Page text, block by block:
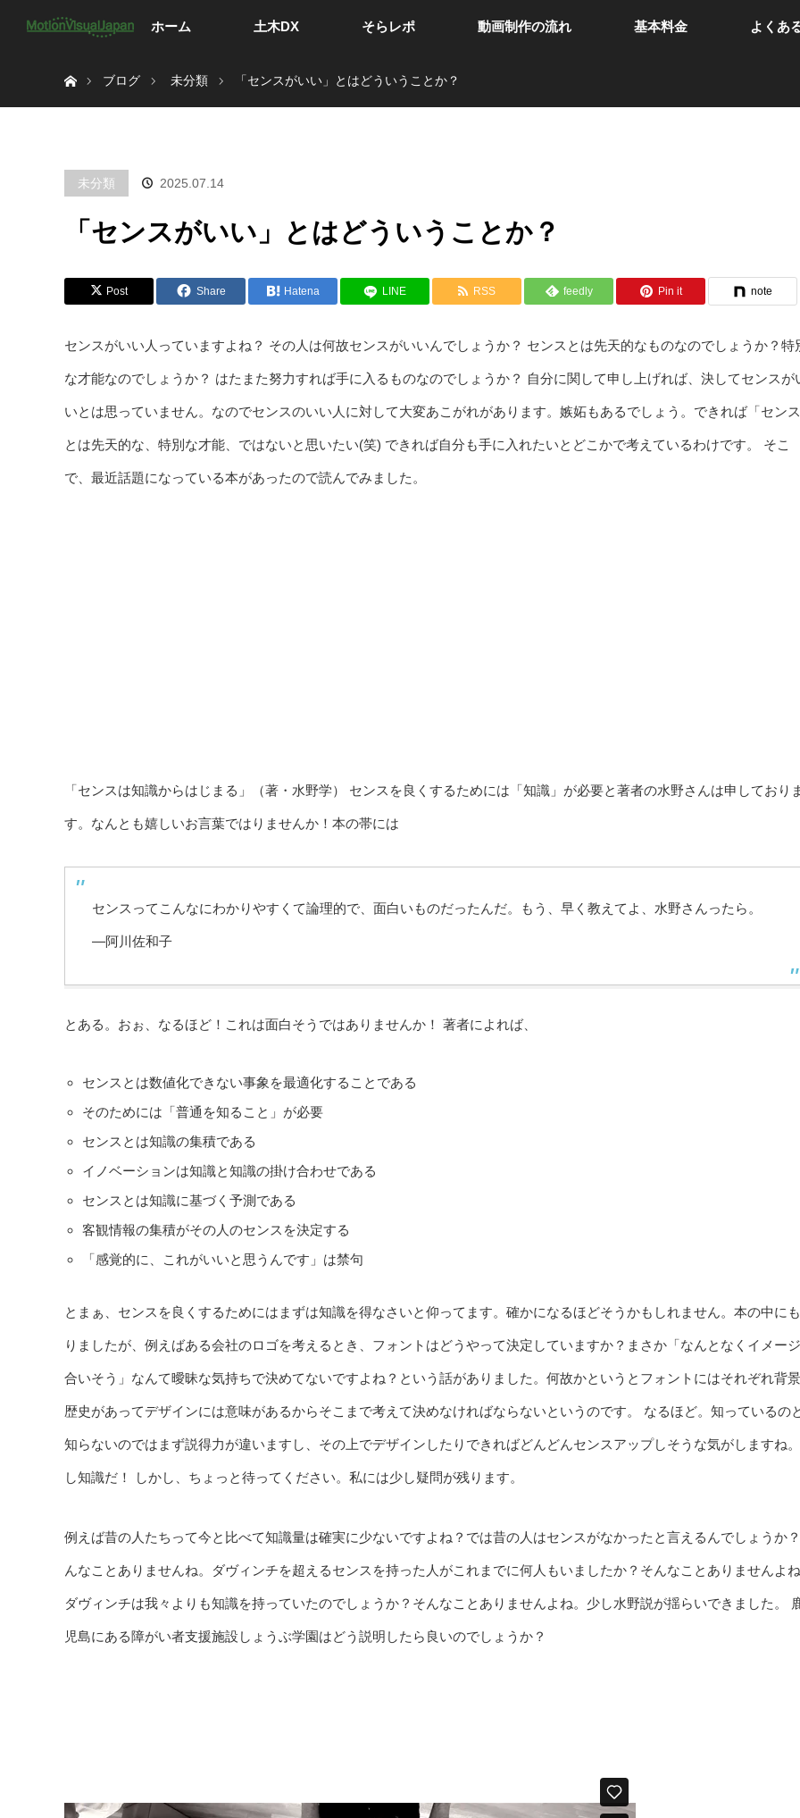
ホーム 土木DX そらレポ 動画制作の流れ 基本料金 よくあ
ブログ
未分類 「センスがいい」とはどういうことか？
未分類 2025.07.14
「センスがいい」とはどういうことか？
Post Share Hatena LINE RSS feedly Pin it note
センスがいい人っていますよね？ その人は何故センスがいいんでしょうか？ センスとは先天的なものなのでしょうか？特
な才能なのでしょうか？ はたまた努力すれば手に入るものなのでしょうか？ 自分に関して申し上げれば、決してセンスが
いとは思っていません。なのでセンスのいい人に対して大変あこがれがあります。嫉妬もあるでしょう。できれば「センス
とは先天的な、特別な才能、ではないと思いたい(笑) できれば自分も手に入れたいとどこかで考えているわけです。 そこ
で、最近話題になっている本があったので読んでみました。
「センスは知識からはじまる」（著・水野学） センスを良くするためには「知識」が必要と著者の水野さんは申しており
す。なんとも嬉しいお言葉ではりませんか！本の帯には
センスってこんなにわかりやすくて論理的で、面白いものだったんだ。もう、早く教えてよ、水野さんったら。
—阿川佐和子
とある。おぉ、なるほど！これは面白そうではありませんか！ 著者によれば、
センスとは数値化できない事象を最適化することである
そのためには「普通を知ること」が必要
センスとは知識の集積である
イノベーションは知識と知識の掛け合わせである
センスとは知識に基づく予測である
客観情報の集積がその人のセンスを決定する
「感覚的に、これがいいと思うんです」は禁句
とまぁ、センスを良くするためにはまずは知識を得なさいと仰ってます。確かになるほどそうかもしれません。本の中に
りましたが、例えばある会社のロゴを考えるとき、フォントはどうやって決定していますか？まさか「なんとなくイメー
合いそう」なんて曖昧な気持ちで決めてないですよね？という話がありました。何故かというとフォントにはそれぞれ背
歴史があってデザインには意味があるからそこまで考えて決めなければならないというのです。 なるほど。知っているの
知らないのではまず説得力が違いますし、その上でデザインしたりできればどんどんセンスアップしそうな気がしますね
し知識だ！ しかし、ちょっと待ってください。私には少し疑問が残ります。
例えば昔の人たちって今と比べて知識量は確実に少ないですよね？では昔の人はセンスがなかったと言えるんでしょうか
んなことありませんね。ダヴィンチを超えるセンスを持った人がこれまでに何人もいましたか？そんなことありませんよね
ダヴィンチは我々よりも知識を持っていたのでしょうか？そんなことありませんよね。少し水野説が揺らいできました。
児島にある障がい者支援施設しょうぶ学園はどう説明したら良いのでしょうか？